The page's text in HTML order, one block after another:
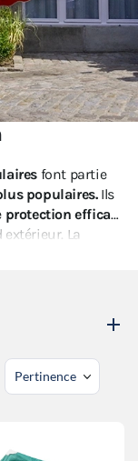
font partie
populaires.Ils
protection efficace
La
et
inimitable
clients. Notre